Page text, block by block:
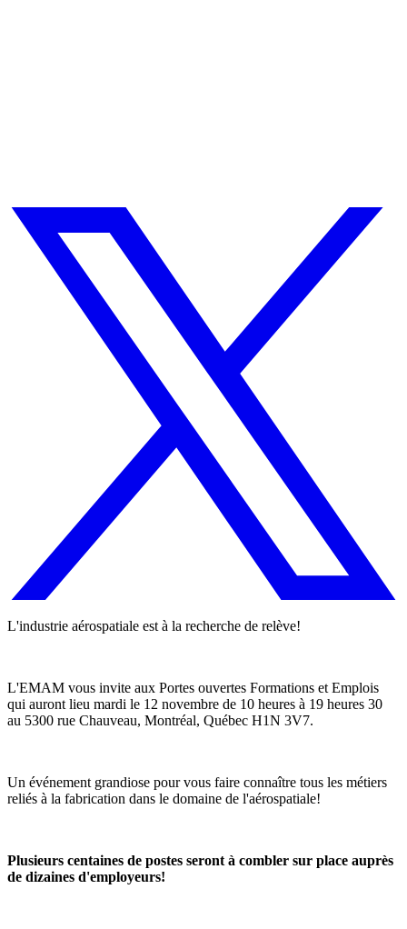
L'industrie aérospatiale est à la recherche de relève!
L'EMAM vous invite aux Portes ouvertes Formations et Emplois
qui auront lieu mardi le 12 novembre de 10 heures à 19 heures 30
au 5300 rue Chauveau, Montréal, Québec H1N 3V7.
Un événement grandiose pour vous faire connaître tous les métiers
reliés à la fabrication dans le domaine de l'aérospatiale!
Plusieurs centaines de postes seront à combler sur place auprès
de dizaines d'employeurs!